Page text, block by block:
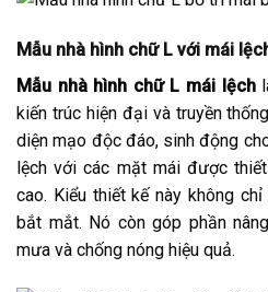
Mẫu nhà hình chữ L với mái
Mẫu nhà hình chữ L mái lệch
kiến trúc hiện đại và truyền
diện mạo độc đáo, sinh động
lệch với các mặt mái được
cao. Kiểu thiết kế này không
bắt mắt. Nó còn góp phần
mưa và chống nóng hiệu quả.